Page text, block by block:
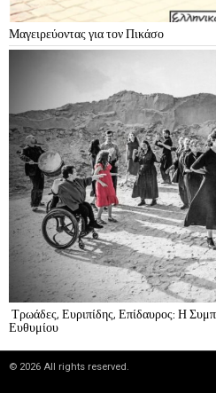
Μαγειρεύοντας για τον Πικάσο
Τρωάδες, Ευριπίδης, Επίδαυρος: Η
Ευθυμίου
© 2026 All rights reserved.